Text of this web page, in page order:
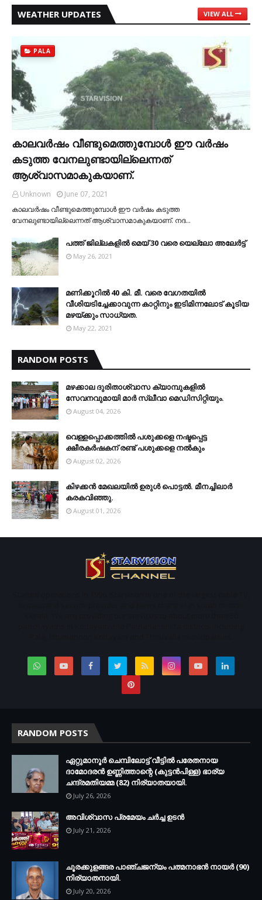
WEATHER UPDATES VIEW ALL
PALA
കാലവര്‍ഷം വീണ്ടുമെത്തുമ്പോള്‍ ഈ വര്‍ഷം
കടുത്ത വേനലുണ്ടായില്ലെന്നത്
ആശ്വാസമാകുകയാണ്.
Unknown
June 07, 2021
കാലവര്‍ഷം വീണ്ടുമെത്തുമ്പോള്‍ ഈ വര്‍ഷം കടുത്ത
വേനലുണ്ടായില്ലെന്നത് ആശ്വാസമാകുകയാണ്. നദ…
പത്ത് ജില്ലകളില്‍ മെയ് 30 വരെ യെല്ലോ അലേര്‍ട്ട്
May 26, 2021
മണിക്കൂറിൽ 40 കി. മീ. വരെ വേഗതയിൽ
വീശിയടിച്ചേക്കാവുന്ന കാറ്റിനും ഇടിമിന്നലോട് കൂടിയ
മഴയ്ക്കും സാധ്യത.
May 22, 2021
RANDOM POSTS
മഴക്കാല ദുരിതാശ്വാസ ക്യാമ്പുകളിൽ
സേവനവുമായി മാർ സ്ലീവാ മെഡിസിറ്റിയും.
August 04, 2026
വെള്ളപ്പൊക്കത്തില്‍ പശുക്കളെ നഷ്ടപ്പെട്ട
ക്ഷീരകര്‍ഷകന് രണ്ട് പശുക്കളെ നല്‍കും
August 02, 2026
കിഴക്കന്‍ മേഖലയില്‍ ഉരുള്‍ പൊട്ടല്‍. മീനച്ചിലാര്‍
കരകവിഞ്ഞു.
August 01, 2026
RANDOM POSTS
ഏറ്റുമാനൂര്‍ ചെമ്പിലോട്ട് വീട്ടില്‍ പരേതനായ
ദാമോദരന്‍ ഉണ്ണിത്താന്റെ (കുട്ടന്‍പിള്ള) ഭാര്യ
ചന്ദ്രമതിയമ്മ (82) നിര്യാതയായി.
July 26, 2026
അവിശ്വാസ പ്രമേയം ചര്‍ച്ച ഉടന്‍
July 21, 2026
ചൂരക്കുളങ്ങര പാഞ്ചജന്യം പത്മനാഭന്‍ നായര്‍ (90)
നിര്യാതനായി.
July 20, 2026